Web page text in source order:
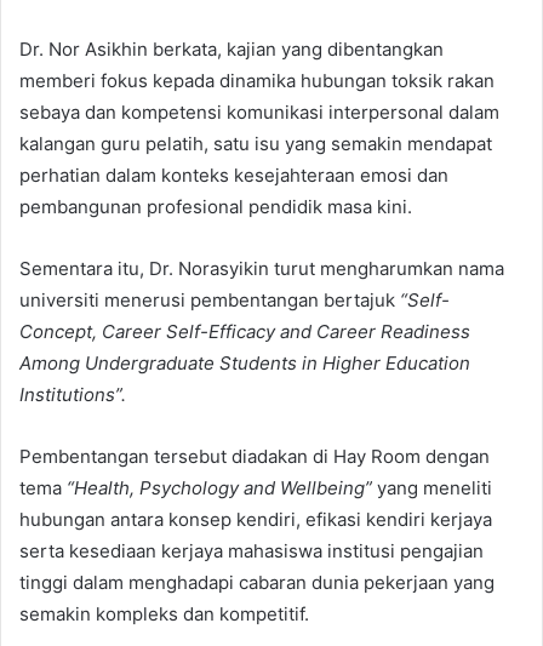
Dr. Nor Asikhin berkata, kajian yang dibentangkan
memberi fokus kepada dinamika hubungan toksik rakan
sebaya dan kompetensi komunikasi interpersonal dalam
kalangan guru pelatih, satu isu yang semakin mendapat
perhatian dalam konteks kesejahteraan emosi dan
pembangunan profesional pendidik masa kini.
Sementara itu, Dr. Norasyikin turut mengharumkan nama
universiti menerusi pembentangan bertajuk “Self-
Concept, Career Self-Efficacy and Career Readiness
Among Undergraduate Students in Higher Education
Institutions”.
Pembentangan tersebut diadakan di Hay Room dengan
tema “Health, Psychology and Wellbeing” yang meneliti
hubungan antara konsep kendiri, efikasi kendiri kerjaya
serta kesediaan kerjaya mahasiswa institusi pengajian
tinggi dalam menghadapi cabaran dunia pekerjaan yang
semakin kompleks dan kompetitif.